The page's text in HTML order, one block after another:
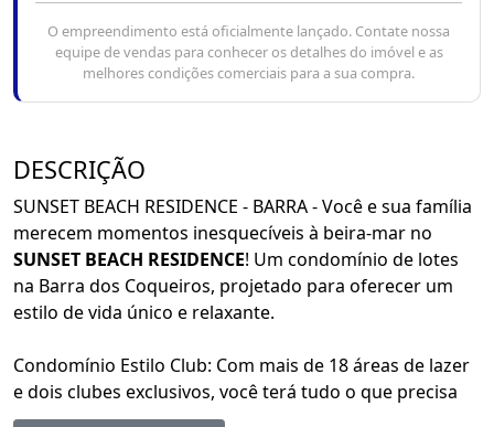
O empreendimento está oficialmente lançado. Contate nossa
equipe de vendas para conhecer os detalhes do imóvel e as
melhores condições comerciais para a sua compra.
DESCRIÇÃO
SUNSET BEACH RESIDENCE - BARRA - Você e sua família
merecem momentos inesquecíveis à beira-mar no
SUNSET BEACH RESIDENCE! Um condomínio de lotes
na Barra dos Coqueiros, projetado para oferecer um
estilo de vida único e relaxante.
Condomínio Estilo Club: Com mais de 18 áreas de lazer
e dois clubes exclusivos, você terá tudo o que precisa
para se divertir e relaxar. E o melhor: acesso exclusivo à